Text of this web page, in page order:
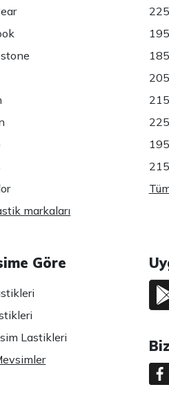
markaları
Göre
Lastikleri